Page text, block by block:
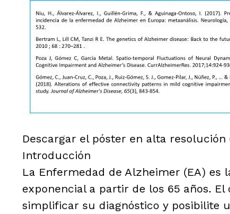
Descargar el póster en alta resolución
Introducción
La Enfermedad de Alzheimer (EA)
exponencial a partir de los 65 años.
simplificar su diagnóstico y posibilite